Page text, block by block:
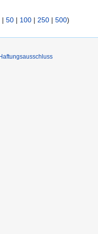
| 50 | 100 | 250 | 500)